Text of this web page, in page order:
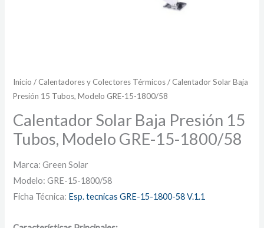
Inicio / Calentadores y Colectores Térmicos/ Calentador Solar Baja
Presión 15 Tubos, Modelo GRE-15-1800/58
Calentador Solar Baja Presión 15
Tubos, Modelo GRE-15-1800/58
Marca: Green Solar
Modelo: GRE-15-1800/58
Ficha Técnica: Esp. tecnicas GRE-15-1800-58 V.1.1